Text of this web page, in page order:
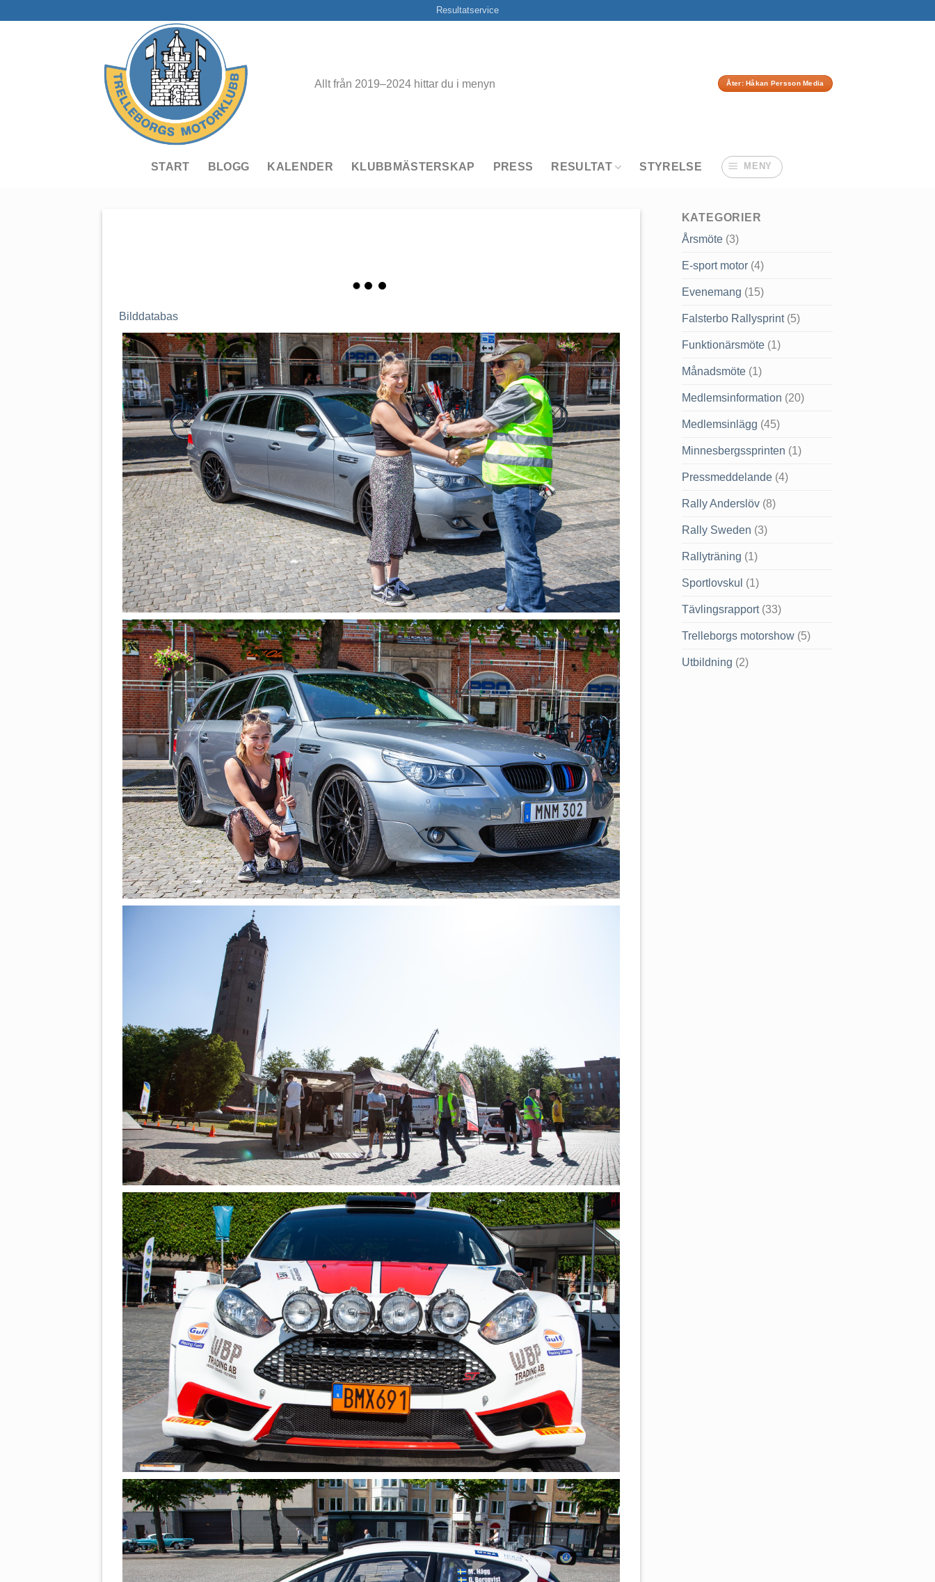
Resultatservice
Allt från 2019–2024 hittar du i menyn Åter: Håkan Persson Media
START BLOGG KALENDER KLUBBMÄSTERSKAP PRESS RESULTAT STYRELSE MENY
Bilddatabas
KATEGORIER
Årsmöte(3)
E-sport motor(4)
Evenemang (15)
Falsterbo Rallysprint(5)
Funktionärsmöte(1)
Månadsmöte(1)
Medlemsinformation (20)
Medlemsinlägg (45)
Minnesbergssprinten (1)
Pressmeddelande(4)
Rally Anderslöv(8)
Rally Sweden (3)
Rallyträning (1)
Sportlovskul (1)
Tävlingsrapport(33)
Trelleborgs motorshow(5)
Utbildning (2)